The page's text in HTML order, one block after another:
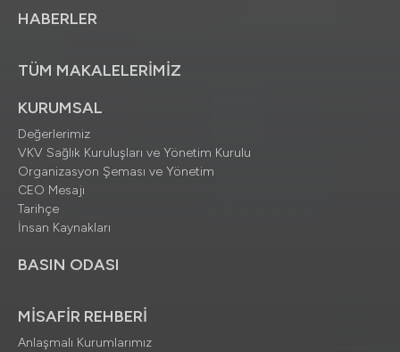
HABERLER
TÜM MAKALELERİMİZ
KURUMSAL
Değerlerimiz
VKV Sağlık Kuruluşları ve Yönetim Kurulu
Organizasyon Şeması ve Yönetim
CEO Mesajı
Tarihçe
İnsan Kaynakları
BASIN ODASI
MİSAFİR REHBERİ
Anlaşmalı Kurumlarımız